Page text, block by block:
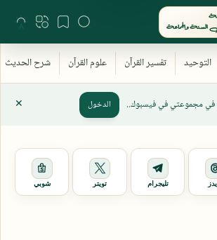
في مجموعتي في فيسبوك.. الدخول
تليجرام تويتر شوبي